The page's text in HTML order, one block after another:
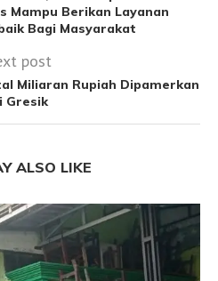
Mampu Berikan Layanan
Bagi Masyarakat
post
Miliaran Rupiah Dipamerkan
Gresik
ALSO LIKE